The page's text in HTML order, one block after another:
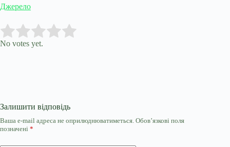
Джерело
Rate this item:
No votes yet.
Залишити відповідь
Ваша e-mail адреса не оприлюднюватиметься. Обов’язкові поля
позначені *